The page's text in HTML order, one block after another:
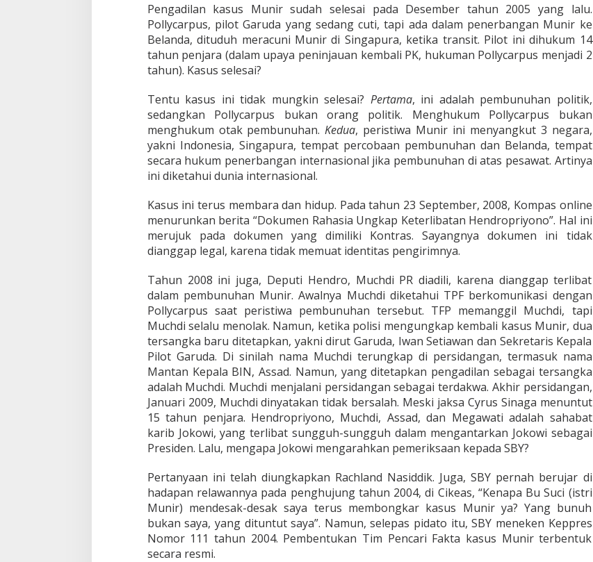
Pengadilan kasus Munir sudah selesai pada Desember tahun 2005 yang lalu.
Pollycarpus, pilot Garuda yang sedang cuti, tapi ada dalam penerbangan Munir ke
Belanda, dituduh meracuni Munir di Singapura, ketika transit. Pilot ini dihukum 14
tahun penjara (dalam upaya peninjauan kembali PK, hukuman Pollycarpus menjadi 2
tahun). Kasus selesai?
Tentu kasus ini tidak mungkin selesai? Pertama, ini adalah pembunuhan politik,
sedangkan Pollycarpus bukan orang politik. Menghukum Pollycarpus bukan
menghukum otak pembunuhan.Kedua, peristiwa Munir ini menyangkut 3 negara,
yakni Indonesia, Singapura, tempat percobaan pembunuhan dan Belanda, tempat
secara hukum penerbangan internasional jika pembunuhan di atas pesawat. Artinya
ini diketahui dunia internasional.
Kasus ini terus membara dan hidup. Pada tahun 23 September, 2008, Kompas online
menurunkan berita “Dokumen Rahasia Ungkap Keterlibatan Hendropriyono”. Hal ini
merujuk pada dokumen yang dimiliki Kontras. Sayangnya dokumen ini tidak
dianggap legal, karena tidak memuat identitas pengirimnya.
Tahun 2008 ini juga, Deputi Hendro, Muchdi PR diadili, karena dianggap terlibat
dalam pembunuhan Munir. Awalnya Muchdi diketahui TPF berkomunikasi dengan
Pollycarpus saat peristiwa pembunuhan tersebut. TFP memanggil Muchdi, tapi
Muchdi selalu menolak. Namun, ketika polisi mengungkap kembali kasus Munir, dua
tersangka baru ditetapkan, yakni dirut Garuda, Iwan Setiawan dan Sekretaris Kepala
Pilot Garuda. Di sinilah nama Muchdi terungkap di persidangan, termasuk nama
Mantan Kepala BIN, Assad. Namun, yang ditetapkan pengadilan sebagai tersangka
adalah Muchdi. Muchdi menjalani persidangan sebagai terdakwa. Akhir persidangan,
Januari 2009, Muchdi dinyatakan tidak bersalah. Meski jaksa Cyrus Sinaga menuntut
15 tahun penjara. Hendropriyono, Muchdi, Assad, dan Megawati adalah sahabat
karib Jokowi, yang terlibat sungguh-sungguh dalam mengantarkan Jokowi sebagai
Presiden. Lalu, mengapa Jokowi mengarahkan pemeriksaan kepada SBY?
Pertanyaan ini telah diungkapkan Rachland Nasiddik. Juga, SBY pernah berujar di
hadapan relawannya pada penghujung tahun 2004, di Cikeas, “Kenapa Bu Suci (istri
Munir) mendesak-desak saya terus membongkar kasus Munir ya? Yang bunuh
bukan saya, yang dituntut saya”. Namun, selepas pidato itu, SBY meneken Keppres
Nomor 111 tahun 2004. Pembentukan Tim Pencari Fakta kasus Munir terbentuk
secara resmi.